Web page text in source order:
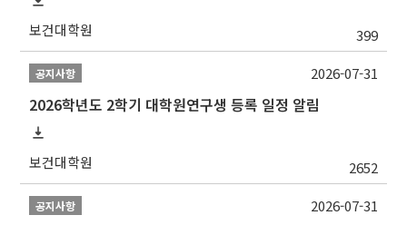
보건대학원 399
공지사항
2026학년도 2학기 대학원연구생 등록 일정 알림
보건대학원 2652
2026-07-31
공지사항 2026-07-31